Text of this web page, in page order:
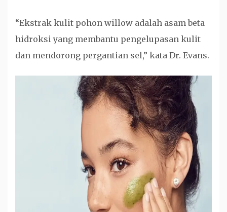
“Ekstrak kulit pohon willow adalah asam beta
hidroksi yang membantu pengelupasan kulit
dan mendorong pergantian sel,” kata Dr. Evans.